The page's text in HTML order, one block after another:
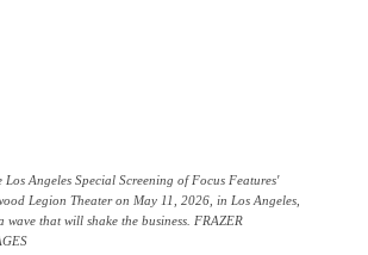
Angeles Special Screening of Focus Features'
Legion Theater on May 11, 2026, in Los Angeles,
that will shake the business. FRAZER